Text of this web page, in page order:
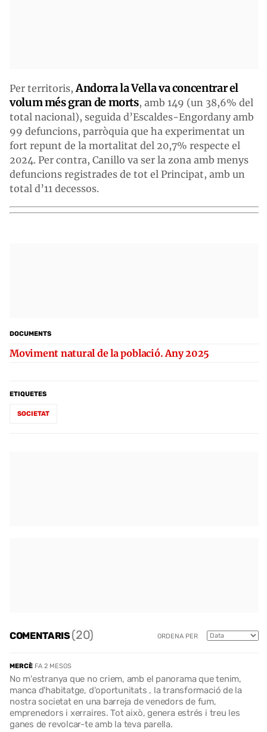
Per territoris, Andorra la Vella va concentrar el
volum més gran de morts, amb 149 (un 38,6% del
total nacional), seguida d’Escaldes-Engordany amb
99 defuncions, parròquia que ha experimentat un
fort repunt de la mortalitat del 20,7% respecte el
2024. Per contra, Canillo va ser la zona amb menys
defuncions registrades de tot el Principat, amb un
total d’11 decessos.
DOCUMENTS
Moviment natural de la població. Any 2025
ETIQUETES
SOCIETAT
COMENTARIS(20) ORDENA PER
MERCÈ FA 2 MESOS
No m'estranya que no criem, amb el panorama que tenim,
manca d'habitatge, d'oportunitats , la transformació de la
nostra societat en una barreja de venedors de fum,
emprenedors i xerraires. Tot això, genera estrés i treu les
ganes de revolcar-te amb la teva parella.